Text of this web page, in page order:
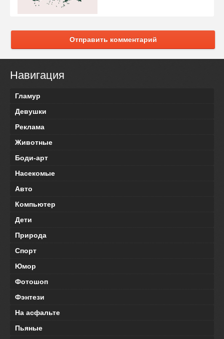
Отправить комментарий
Навигация
Гламур
Девушки
Реклама
Животные
Боди-арт
Насекомые
Авто
Компьютер
Дети
Природа
Спорт
Юмор
Фотошоп
Фэнтези
На асфальте
Пьяные